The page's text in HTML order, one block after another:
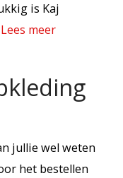
is Kaj
Lees meer
jullie wel weten
het bestellen